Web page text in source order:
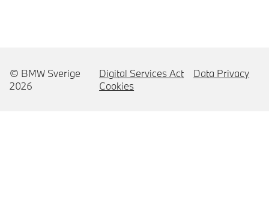
© BMW Sverige
2026
Digital Services Act
Data Privacy
Cookies